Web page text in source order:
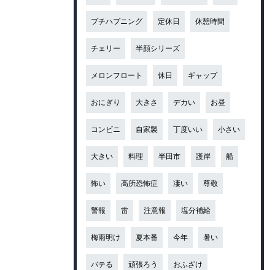
プチハプニング 定休日 休憩時間
チェリー 半顔シリーズ
メロンフロート 休日 ギャップ
おにぎり 大きさ デカい お昼
コンビニ 自家製 丁度いい 小さい
大きい 料理 半田市 護岸 船
怖い 高所恐怖症 凄い 尊敬
警報 雷 注意報 塩分補給
梅雨明け 夏本番 今年 暑い
バテる 頑張ろう おふざけ